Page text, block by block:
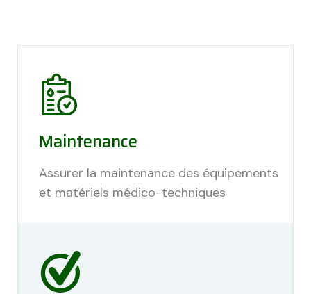
Maintenance
Assurer la maintenance des équipements
et matériels médico-techniques